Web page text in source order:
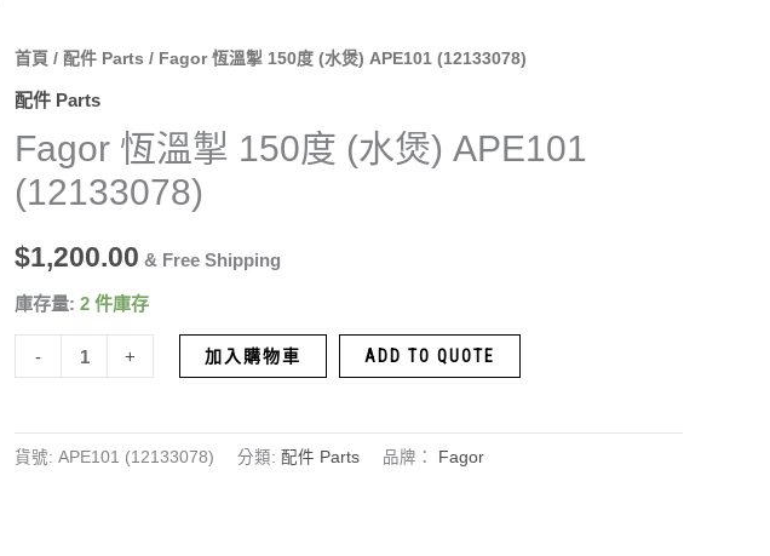
首頁 / 配件 Parts / Fagor 恆溫掣 150度 (水煲) APE101 (12133078)
配件 Parts
Fagor 恆溫掣 150度 (水煲) APE101
(12133078)
$1,200.00 & Free Shipping
庫存量: 2 件庫存
-
Fagor
恆
掣
150
(水
(12133078)
+ 加入購物車 ADD TO QUOTE
貨號: APE101 (12133078) 分類: 配件 Parts 品牌： Fagor